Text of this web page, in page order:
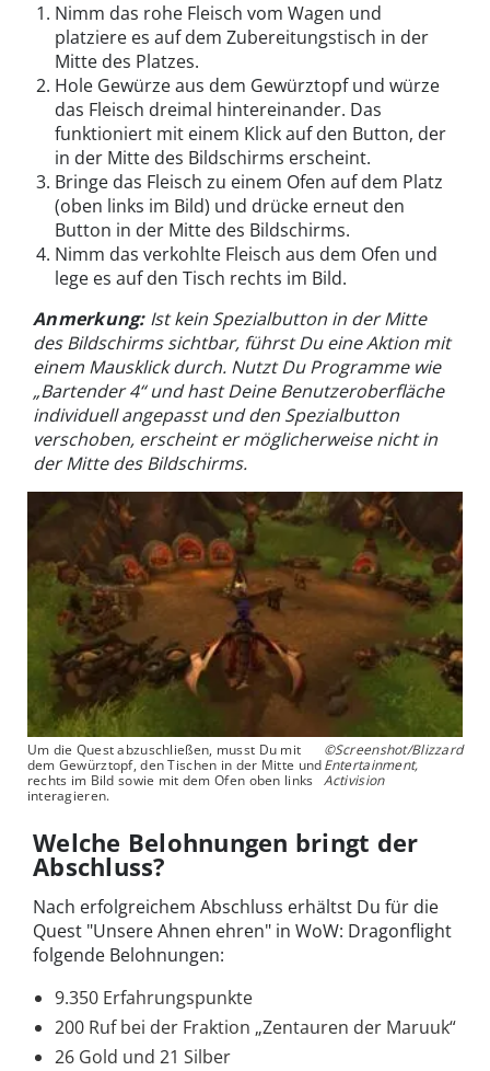
Nimm das rohe Fleisch vom Wagen und
platziere es auf dem Zubereitungstisch in der
Mitte des Platzes.
Hole Gewürze aus dem Gewürztopf und würze
das Fleisch dreimal hintereinander. Das
funktioniert mit einem Klick auf den Button, der
in der Mitte des Bildschirms erscheint.
Bringe das Fleisch zu einem Ofen auf dem Platz
(oben links im Bild) und drücke erneut den
Button in der Mitte des Bildschirms.
Nimm das verkohlte Fleisch aus dem Ofen und
lege es auf den Tisch rechts im Bild.
Anmerkung:Ist kein Spezialbutton in der Mitte
des Bildschirms sichtbar, führst Du eine Aktion mit
einem Mausklick durch. Nutzt Du Programme wie
„Bartender 4“ und hast Deine Benutzeroberfläche
individuell angepasst und den Spezialbutton
verschoben, erscheint er möglicherweise nicht in
der Mitte des Bildschirms.
Um die Quest abzuschließen, musst Du mit
dem Gewürztopf, den Tischen in der Mitte und
rechts im Bild sowie mit dem Ofen oben links
interagieren.
©Screenshot/Blizzard
Entertainment,
Activision
Welche Belohnungen bringt der
Abschluss?
Nach erfolgreichem Abschluss erhältst Du für die
Quest "Unsere Ahnen ehren" in WoW: Dragonflight
folgende Belohnungen:
9.350 Erfahrungspunkte
200 Ruf bei der Fraktion „Zentauren der Maruuk“
26 Gold und 21 Silber